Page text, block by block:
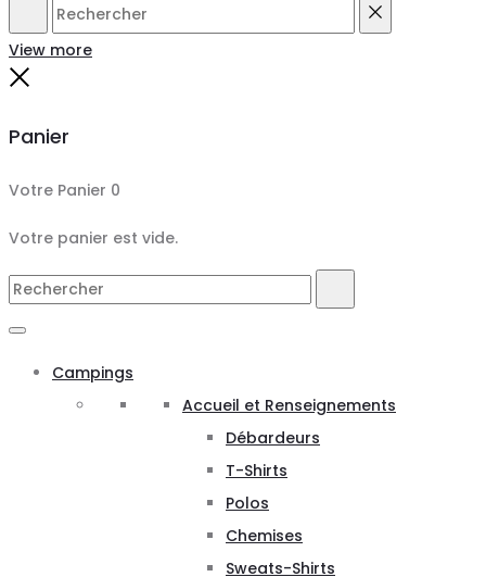
Rechercher
View more
Panier
Votre Panier 0
Votre panier est vide.
Search
Campings
Accueil et Renseignements
Débardeurs
T-Shirts
Polos
Chemises
Sweats-Shirts